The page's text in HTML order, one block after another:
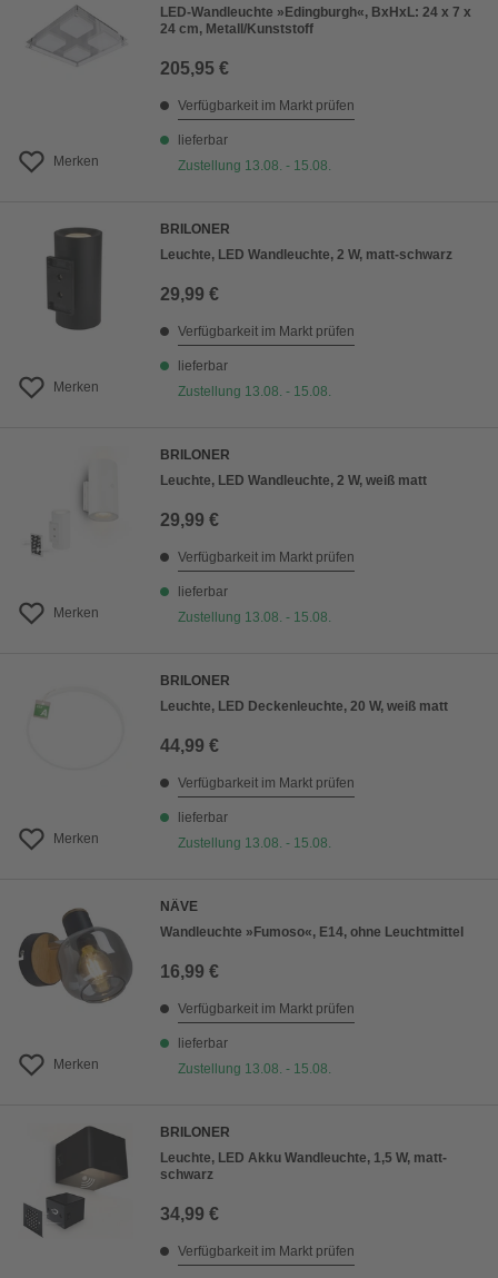
Merken
LED-Wandleuchte »Edingburgh«, BxHxL: 24 x 7 x
24 cm, Metall/Kunststoff
205,95 €
Verfügbarkeit im Markt prüfen
lieferbar
Zustellung 13.08. - 15.08.
Merken
BRILONER
Leuchte, LED Wandleuchte, 2 W, matt-schwarz
29,99 €
Verfügbarkeit im Markt prüfen
lieferbar
Zustellung 13.08. - 15.08.
Merken
BRILONER
Leuchte, LED Wandleuchte, 2 W, weiß matt
29,99 €
Verfügbarkeit im Markt prüfen
lieferbar
Zustellung 13.08. - 15.08.
Merken
BRILONER
Leuchte, LED Deckenleuchte, 20 W, weiß matt
44,99 €
Verfügbarkeit im Markt prüfen
lieferbar
Zustellung 13.08. - 15.08.
Merken
NÄVE
Wandleuchte »Fumoso«, E14, ohne Leuchtmittel
16,99 €
Verfügbarkeit im Markt prüfen
lieferbar
Zustellung 13.08. - 15.08.
BRILONER
Leuchte, LED Akku Wandleuchte, 1,5 W, matt-
schwarz
34,99 €
Verfügbarkeit im Markt prüfen